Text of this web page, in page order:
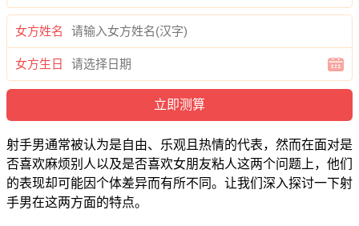
女方姓名
女方生日
射手男通常被认为是自由、乐观且热情的代表，然而在面对是
否喜欢麻烦别人以及是否喜欢女朋友粘人这两个问题上，他们
的表现却可能因个体差异而有所不同。让我们深入探讨一下射
手男在这两方面的特点。